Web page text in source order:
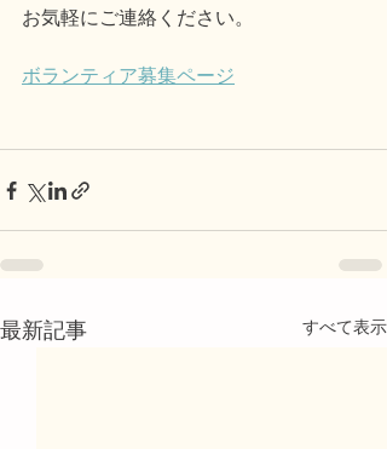
お気軽にご連絡ください。
ボランティア募集ページ
最新記事 すべて表示